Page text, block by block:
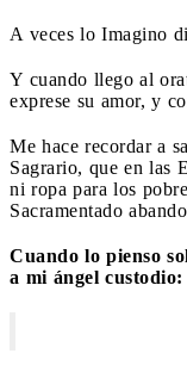
A veces lo Imagino
Y cuando llego al
exprese su amor, y
Me hace recordar a
Sagrario, que en las
ni ropa para los
Sacramentado
Cuando lo pienso
a mi ángel custodio: